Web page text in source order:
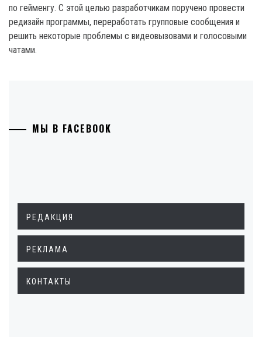
по гейменгу. С этой целью разработчикам поручено провести
редизайн программы, переработать групповые сообщения и
решить некоторые проблемы с видеовызовами и голосовыми
чатами.
МЫ В FACEBOOK
РЕДАКЦИЯ
РЕКЛАМА
КОНТАКТЫ